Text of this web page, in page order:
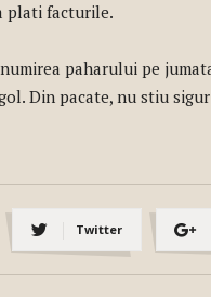
plati facturile.
paharului pe
Din pacate, nu stiu
Twitter